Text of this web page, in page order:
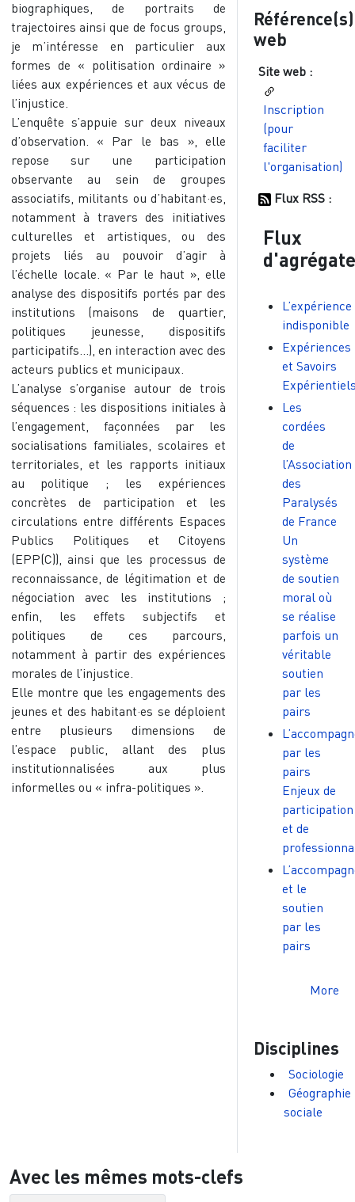
biographiques, de portraits de
trajectoires ainsi que de focus groups,
je m’intéresse en particulier aux
formes de « politisation ordinaire »
liées aux expériences et aux vécus de
l’injustice.
L’enquête s’appuie sur deux niveaux
d’observation. « Par le bas », elle
repose sur une participation
observante au sein de groupes
associatifs, militants ou d’habitant·es,
notamment à travers des initiatives
culturelles et artistiques, ou des
projets liés au pouvoir d’agir à
l’échelle locale. « Par le haut », elle
analyse des dispositifs portés par des
institutions (maisons de quartier,
politiques jeunesse, dispositifs
participatifs...), en interaction avec des
acteurs publics et municipaux.
L’analyse s’organise autour de trois
séquences : les dispositions initiales à
l’engagement, façonnées par les
socialisations familiales, scolaires et
territoriales, et les rapports initiaux
au politique ; les expériences
concrètes de participation et les
circulations entre différents Espaces
Publics Politiques et Citoyens
(EPP(C)), ainsi que les processus de
reconnaissance, de légitimation et de
négociation avec les institutions ;
enfin, les effets subjectifs et
politiques de ces parcours,
notamment à partir des expériences
morales de l’injustice.
Elle montre que les engagements des
jeunes et des habitant·es se déploient
entre plusieurs dimensions de
l’espace public, allant des plus
institutionnalisées aux plus
informelles ou « infra-politiques ».
Référence(s)
web
Site web :
Inscription
(pour
faciliter
l'organisation)
Flux RSS :
Flux
L’expérience
indisponible
Expériences
et Savoirs
Les
cordées
de
l’Association
des
Paralysés
de France
Un
système
de soutien
moral où
se réalise
parfois un
véritable
soutien
par les
pairs
par les
pairs
Enjeux de
participation
et de
et le
soutien
par les
pairs
More
Disciplines
Sociologie
Géographie
sociale
Avec les mêmes mots-clefs